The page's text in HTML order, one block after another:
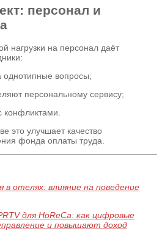
персонал и
нагрузки на персонал даёт
вопросы;
персональному сервису;
конфликтами.
это улучшает качество
фонда оплаты труда.
в отелях: влияние на поведение
для HoReCa: как цифровые
и повышают доход